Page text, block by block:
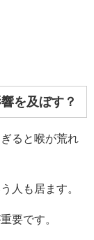
を及ぼす？
ると喉が荒れ
人も居ます。
要です。